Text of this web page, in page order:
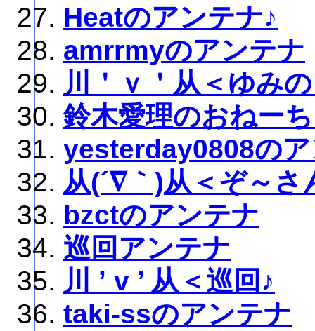
Heatのアンテナ♪
amrrmyのアンテナ
川＇ｖ＇从＜ゆみ
鈴木愛理のおねー
yesterday0808の
从(´∇｀)从＜ぞ～
bzctのアンテナ
巡回アンテナ
川 ’ v ’ 从＜巡回♪
taki-ssのアンテナ